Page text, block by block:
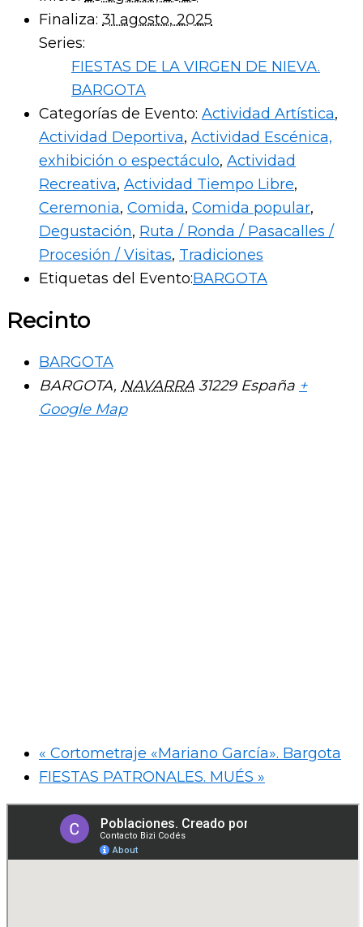
Finaliza: 31 agosto, 2025
Series:
FIESTAS DE LA VIRGEN DE NIEVA.
BARGOTA
Categorías de Evento: Actividad Artística,
Actividad Deportiva, Actividad Escénica,
exhibición o espectáculo, Actividad
Recreativa, Actividad Tiempo Libre,
Ceremonia, Comida, Comida popular,
Degustación, Ruta / Ronda / Pasacalles /
Procesión / Visitas, Tradiciones
Etiquetas del Evento:BARGOTA
Recinto
BARGOTA
BARGOTA, NAVARRA 31229 España +
Google Map
« Cortometraje «Mariano García». Bargota
FIESTAS PATRONALES. MUÉS »